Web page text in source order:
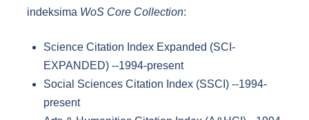
indeksima WoS Core Collection:
Science Citation Index Expanded (SCI-
EXPANDED) --1994-present
Social Sciences Citation Index (SSCI) --1994-
present